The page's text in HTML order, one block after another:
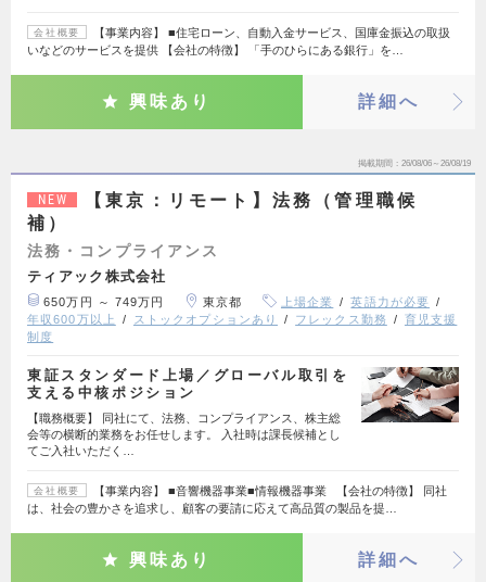
会社概要
【事業内容】 ■住宅ローン、自動入金サービス、国庫金振込の取扱
いなどのサービスを提供 【会社の特徴】 「手のひらにある銀行」を…
興味あり 詳細へ
掲載期間 26/08/06～26/08/19
NEW
【東京：リモート】法務（管理職候
補）
法務・コンプライアンス
ティアック株式会社
650万円 ～ 749万円 東京都 上場企業
英語力が必要
年収600万以上
ストックオプションあり フレックス勤務
育児支援
制度
東証スタンダード上場／グローバル取引を
支える中核ポジション
【職務概要】 同社にて、法務、コンプライアンス、株主総
会等の横断的業務をお任せします。 入社時は課長候補とし
てご入社いただく…
会社概要
【事業内容】 ■音響機器事業■情報機器事業 【会社の特徴】 同社
は、社会の豊かさを追求し、顧客の要請に応えて高品質の製品を提…
興味あり 詳細へ